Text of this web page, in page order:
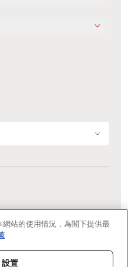
私隱聲明
SSL) 協定，有助保障敏感
間的網上傳輸維持保密性。
碼：91/4075
站的使用情況，為閣下提供最
設置